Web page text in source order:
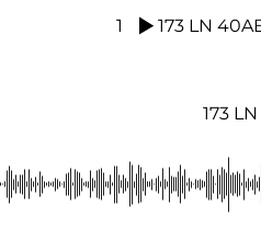
1 173 LN
173